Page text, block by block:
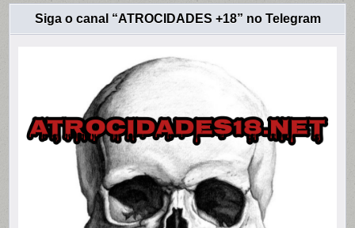
Siga o canal “ATROCIDADES +18” no Telegram